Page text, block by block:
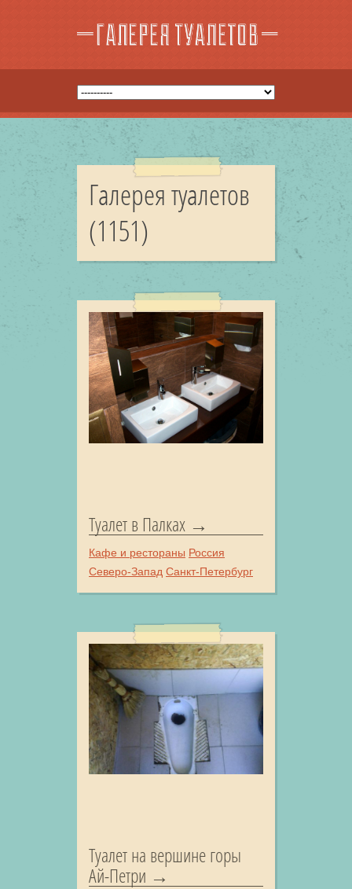
Галерея туалетов
(1151)
Туалет в Палках
Кафе и рестораны Россия
Северо-Запад Санкт-Петербург
Туалет на вершине горы
Ай-Петри